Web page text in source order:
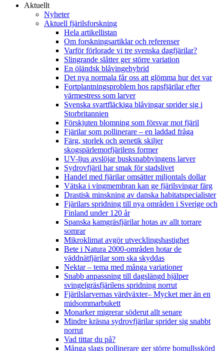
Aktuellt
Nyheter
Aktuell fjärilsforskning
Hela artikellistan
Om forskningsartiklar och referenser
Varför förlorade vi tre svenska dagfjärilar?
Slingrande slåtter ger större variation
En öländsk blåvingehybrid
Det nya normala får oss att glömma hur det var
Fortplantningsproblem hos rapsfjärilar efter
värmestress som larver
Svenska svartfläckiga blåvingar sprider sig i
Storbritannien
Förskjuten blomning som försvar mot fjäril
Fjärilar som pollinerare – en laddad fråga
Färg, storlek och genetik skiljer
skogspärlemorfjärilens former
UV-ljus avslöjar busksnabbvingens larver
Sydrovfjäril har smak för stadslivet
Handel med fjärilar omsätter miljontals dollar
Vätska i vingmembran kan ge fjärilsvingar färg
Drastisk minskning av danska habitatspecialister
Fjärilars spridning till nya områden i Sverige och
Finland under 120 år
Spanska kamgräsfjärilar hotas av allt torrare
somrar
Mikroklimat avgör utvecklingshastighet
Bete i Natura 2000-områden hotar de
väddnätfjärilar som ska skyddas
Nektar – tema med många variationer
Snabb anpassning till dagslängd hjälper
svingelgräsfjärilens spridning norrut
Fjärilslarvernas värdväxter– Mycket mer än en
midsommarbukett
Monarker migrerar söderut allt senare
Mindre kräsna sydrovfjärilar sprider sig snabbt
norrut
Vad tittar du på?
Många slags pollinerare ger större bomullsskörd